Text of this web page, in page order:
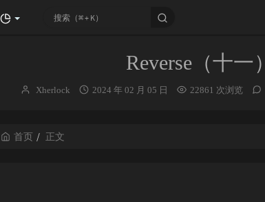
Reverse（十一）
博
Xherlock
发
2024 年 02 月 05 日 22861 次浏览
首页 正文